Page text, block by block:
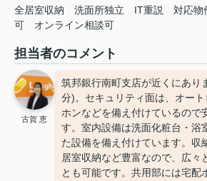
全居室収納 洗面所独立 IT重説 対応物
可
オンライン相談可
担当者のコメント
古賀 恵
筑邦銀行南町支店が近くにあり
分)。セキュリティ面は、オー
ホンなどを備え付けているので
す。室内設備は洗面化粧台・浴
た設備を備え付けています。収
居室収納など豊富なので、広々
とも可能です。共用部には宅配